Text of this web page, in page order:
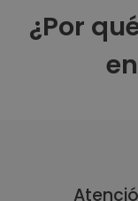
¿Por
en